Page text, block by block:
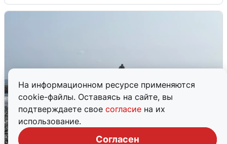
На информационном ресурсе применяются
cookie-файлы. Оставаясь на сайте, вы
подтверждаете свое согласие на их
использование.
Согласен